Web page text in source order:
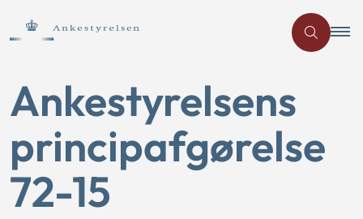
Ankestyrelsens
principafgørelse
72-15